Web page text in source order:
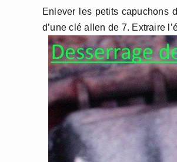
Enlever les petits capuchons
d’une clé allen de 7. Extraire